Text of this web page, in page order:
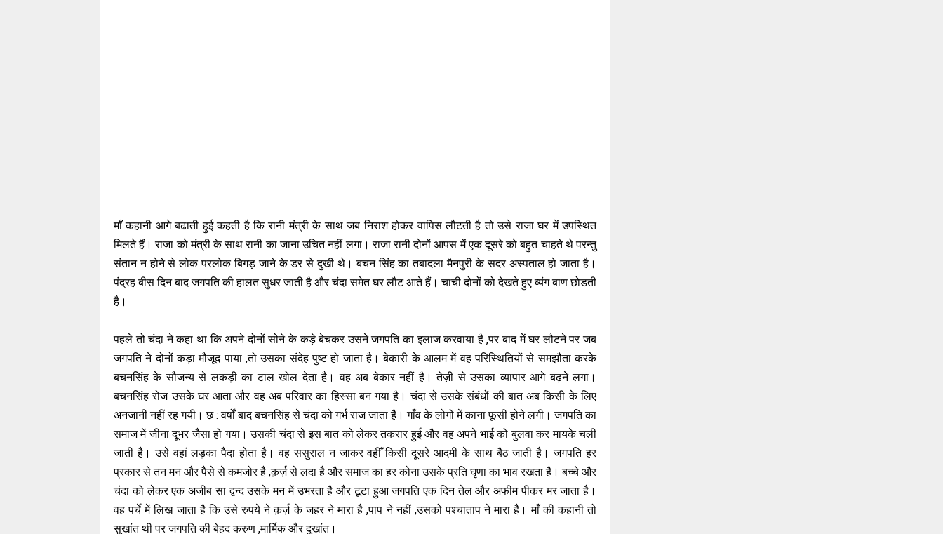
माँ कहानी आगे बढाती हुई कहती है कि रानी मंत्री के साथ जब निराश होकर वापिस लौटती है तो उसे राजा घर में उपस्थित
मिलते हैं। राजा को मंत्री के साथ रानी का जाना उचित नहीं लगा। राजा रानी दोनों आपस में एक दूसरे को बहुत चाहते थे परन्तु
संतान न होने से लोक परलोक बिगड़ जाने के डर से दुखी थे। बचन सिंह का तबादला मैनपुरी के सदर अस्पताल हो जाता है।
पंद्रह बीस दिन बाद जगपति की हालत सुधर जाती है और चंदा समेत घर लौट आते हैं। चाची दोनों को देखते हुए व्यंग बाण छोडती
है।
पहले तो चंदा ने कहा था कि अपने दोनों सोने के कड़े बेचकर उसने जगपति का इलाज करवाया है ,पर बाद में घर लौटने पर जब
जगपति ने दोनों कड़ा मौजूद पाया ,तो उसका संदेह पुष्ट हो जाता है। बेकारी के आलम में वह परिस्थितियों से समझौता करके
बचनसिंह के सौजन्य से लकड़ी का टाल खोल देता है। वह अब बेकार नहीं है। तेज़ी से उसका व्यापार आगे बढ़ने लगा।
बचनसिंह रोज उसके घर आता और वह अब परिवार का हिस्सा बन गया है। चंदा से उसके संबंधों की बात अब किसी के लिए
अनजानी नहीं रह गयी। छ : वर्षों बाद बचनसिंह से चंदा को गर्भ राज जाता है। गाँव के लोगों में काना फूसी होने लगी। जगपति का
समाज में जीना दूभर जैसा हो गया। उसकी चंदा से इस बात को लेकर तकरार हुई और वह अपने भाई को बुलवा कर मायके चली
जाती है। उसे वहां लड़का पैदा होता है। वह ससुराल न जाकर वहीँ किसी दूसरे आदमी के साथ बैठ जाती है। जगपति हर
प्रकार से तन मन और पैसे से कमजोर है ,क़र्ज़ से लदा है और समाज का हर कोना उसके प्रति घृणा का भाव रखता है। बच्चे और
चंदा को लेकर एक अजीब सा द्वन्द उसके मन में उभरता है और टूटा हुआ जगपति एक दिन तेल और अफीम पीकर मर जाता है।
वह पर्चे में लिख जाता है कि उसे रुपये ने क़र्ज़ के जहर ने मारा है ,पाप ने नहीं ,उसको पश्चाताप ने मारा है। माँ की कहानी तो
सुखांत थी पर जगपति की बेहद करुण ,मार्मिक और दुखांत।